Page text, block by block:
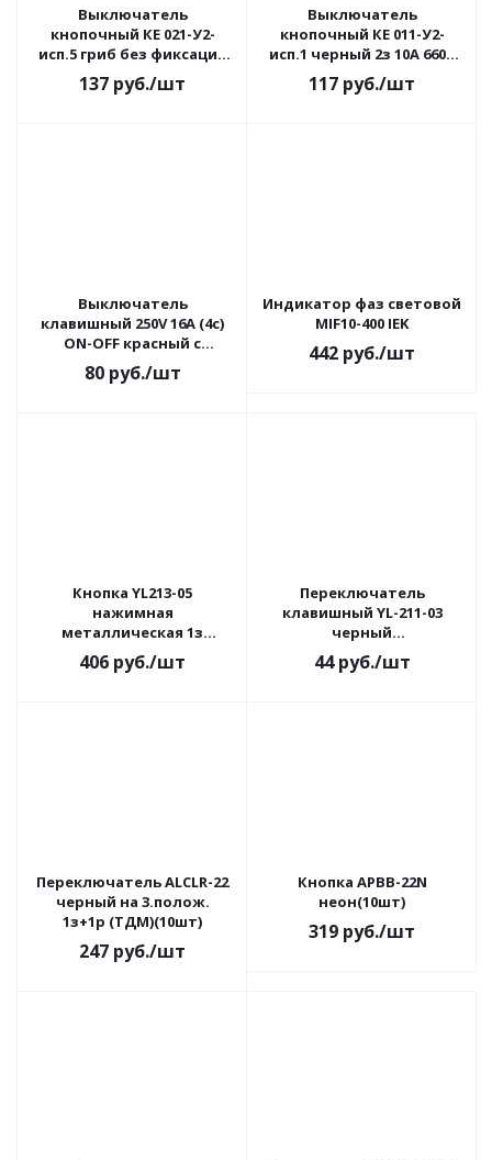
Выключатель
кнопочный КЕ 021-У2-
исп.5 гриб без фиксации
красный 1р 10A 660B IP40
TDM
137 руб./шт
Выключатель
кнопочный КЕ 011-У2-
исп.1 черный 2з 10A 660B
IP40 TDM
117 руб./шт
Выключатель
клавишный 250V 16А (4с)
ON-OFF красный с
подсветкой REXANT
80руб./шт
Индикатор фаз световой
MIF10-400 IEK
442 руб./шт
Кнопка YL213-05
нажимная
металлическая 1з
TDM(5шт)
406 руб./шт
Переключатель
клавишный YL-211-03
черный
(влагозащищенный) 2
положения 1з
44руб./шт
Переключатель ALCLR-22
черный на 3.полож.
1з+1р (ТДМ)(10шт)
247 руб./шт
Кнопка АРВВ-22N
неон(10шт)
319 руб./шт